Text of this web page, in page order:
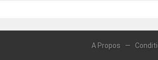
A Propos —